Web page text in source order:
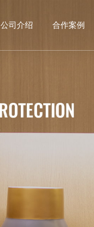
公司介绍 合作案例